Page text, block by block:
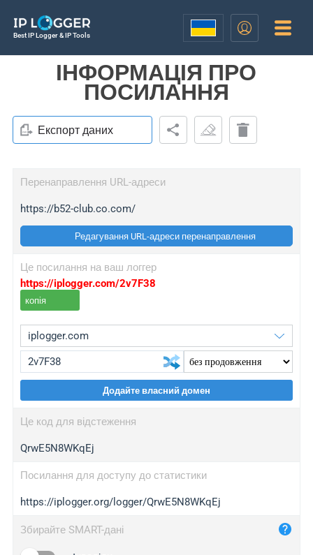
Best IP Logger & IP Tools
ІНФОРМАЦІЯ ПРО
ПОСИЛАННЯ
Експорт даних
Перенаправлення URL-адреси
https://b52-club.co.com/
Редагування URL-адреси перенаправлення
Це посилання на ваш логгер
https://iplogger.com/2v7F38
копія
wl.gl
ed.tc
iplogger.com
maper.info
Додайте власний домен
Це код для відстеження
QrwE5N8WKqEj
Посилання для доступу до статистики
https://iplogger.org/logger/QrwE5N8WKqEj
Збирайте SMART-дані